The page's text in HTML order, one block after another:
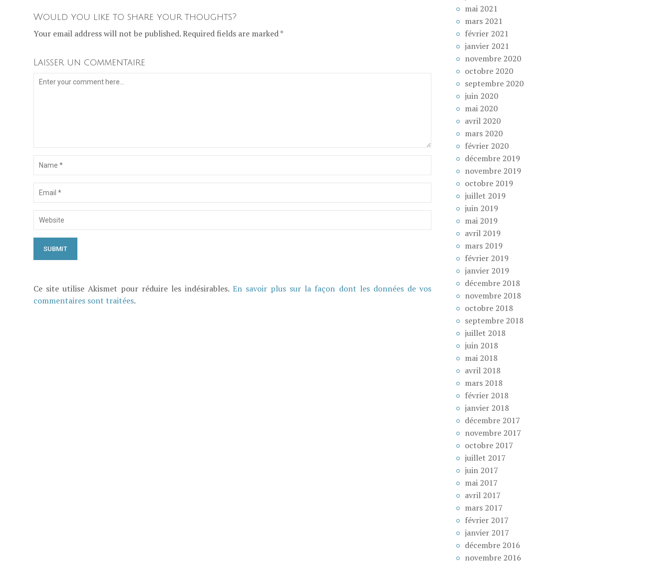
Would you like to share your thoughts?
Your email address will not be published. Required fields are marked *
Laisser un commentaire
Ce site utilise Akismet pour réduire les indésirables.En savoir plus sur la façon dont les données de vos
commentaires sont traitées.
mai 2021
mars 2021
février 2021
janvier 2021
novembre 2020
octobre 2020
septembre 2020
juin 2020
mai 2020
avril 2020
mars 2020
février 2020
décembre 2019
novembre 2019
octobre 2019
juillet 2019
juin 2019
mai 2019
avril 2019
mars 2019
février 2019
janvier 2019
décembre 2018
novembre 2018
octobre 2018
septembre 2018
juillet 2018
juin 2018
mai 2018
avril 2018
mars 2018
février 2018
janvier 2018
décembre 2017
novembre 2017
octobre 2017
juillet 2017
juin 2017
mai 2017
avril 2017
mars 2017
février 2017
janvier 2017
décembre 2016
novembre 2016